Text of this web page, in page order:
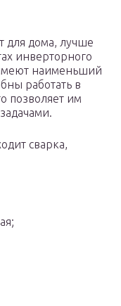
для дома, лучше
инверторного
наименьший
работать в
позволяет им
сварка,